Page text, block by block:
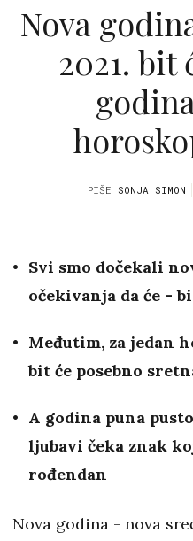
Nova
2021. bit
PIŠE SONJA SIMON
Svi smo dočekali
očekivanja da će -
Međutim, za jedan
bit će posebno
A godina puna
ljubavi čeka znak
rođendan
Nova godina - nova